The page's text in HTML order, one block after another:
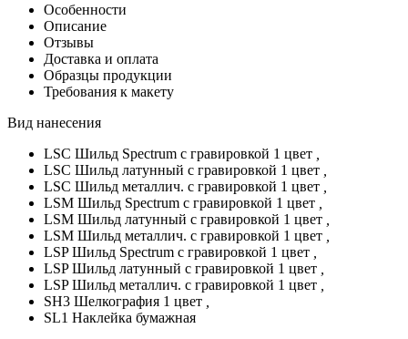
Особенности
Описание
Отзывы
Доставка и оплата
Образцы продукции
Требования к макету
Вид нанесения
LSC Шильд Spectrum с гравировкой 1 цвет
LSC Шильд латунный с гравировкой 1 цвет
LSC Шильд металлич. с гравировкой 1 цвет
LSM Шильд Spectrum с гравировкой 1 цвет
LSM Шильд латунный с гравировкой 1 цвет
LSM Шильд металлич. с гравировкой 1 цвет
LSP Шильд Spectrum с гравировкой 1 цвет
LSP Шильд латунный с гравировкой 1 цвет
LSP Шильд металлич. с гравировкой 1 цвет
SH3 Шелкография 1 цвет
SL1 Наклейка бумажная